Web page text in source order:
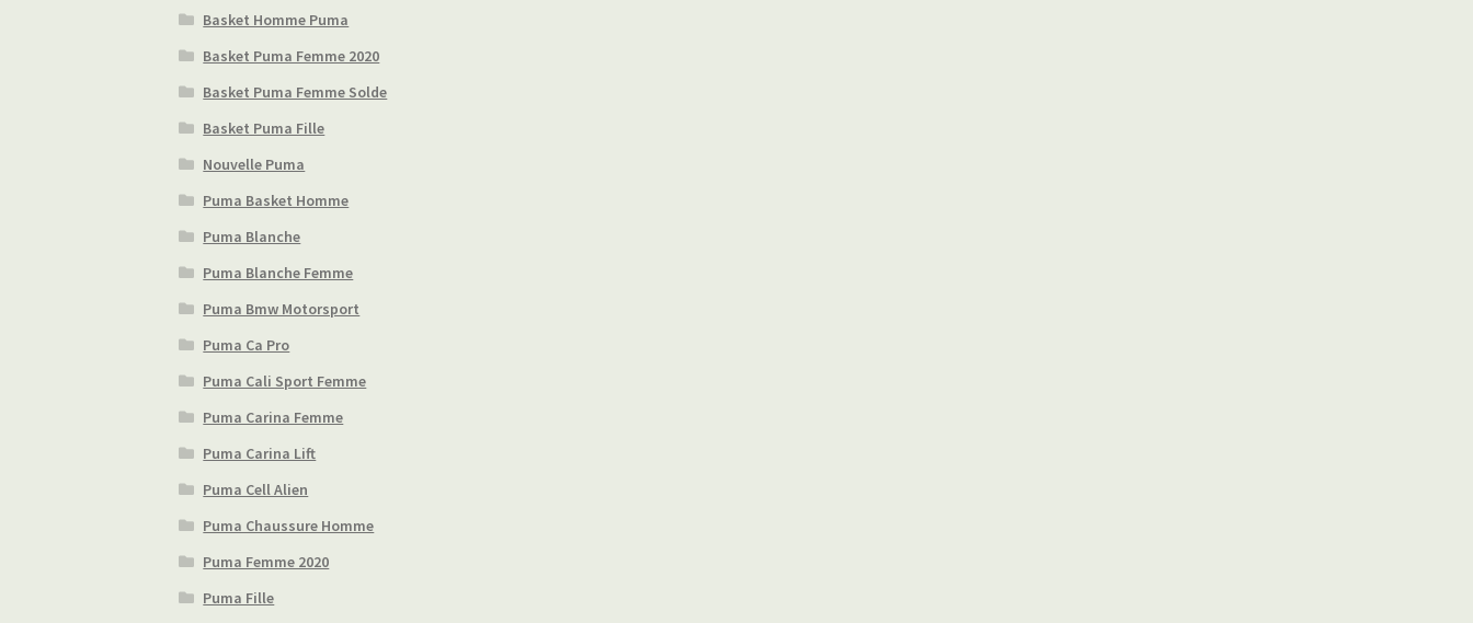
Basket Homme Puma
Basket Puma Femme 2020
Basket Puma Femme Solde
Basket Puma Fille
Nouvelle Puma
Puma Basket Homme
Puma Blanche
Puma Blanche Femme
Puma Bmw Motorsport
Puma Ca Pro
Puma Cali Sport Femme
Puma Carina Femme
Puma Carina Lift
Puma Cell Alien
Puma Chaussure Homme
Puma Femme 2020
Puma Fille